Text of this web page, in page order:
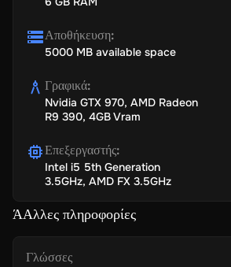
Αποθήκευση:
5000 MB available space
Γραφικά:
Nvidia GTX 970, AMD Radeon
R9 390, 4GB Vram
Επεξεργαστής:
Intel i5 5th Generation
3.5GHz, AMD FX 3.5GHz
ΆΑλλες πληροφορίες
Γλώσσες